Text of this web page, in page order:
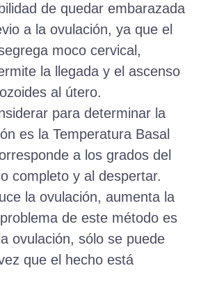
de quedar embarazada
a la ovulación, ya que el
moco cervical,
la llegada y el ascenso
al útero.
para determinar la
es la Temperatura Basal
a los grados del
completo y al despertar.
la ovulación, aumenta la
de este método es
ovulación, sólo se puede
que el hecho está